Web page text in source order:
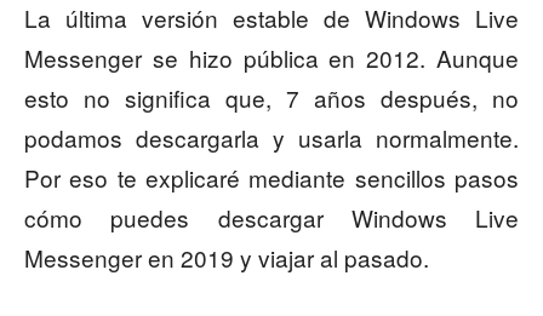
La última versión estable de Windows Live
Messenger se hizo pública en 2012. Aunque
esto no significa que, 7 años después, no
podamos descargarla y usarla normalmente.
Por eso te explicaré mediante sencillos pasos
cómo puedes descargar Windows Live
Messenger en 2019 y viajar al pasado.